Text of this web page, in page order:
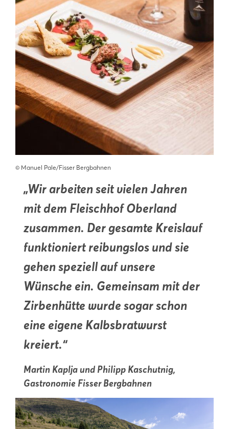
©️ Manuel Pale/Fisser Bergbahnen
„Wir arbeiten seit vielen Jahren
mit dem Fleischhof Oberland
zusammen. Der gesamte Kreislauf
funktioniert reibungslos und sie
gehen speziell auf unsere
Wünsche ein. Gemeinsam mit der
Zirbenhütte wurde sogar schon
eine eigene Kalbsbratwurst
kreiert.“
Martin Kaplja und Philipp Kaschutnig,
Gastronomie Fisser Bergbahnen